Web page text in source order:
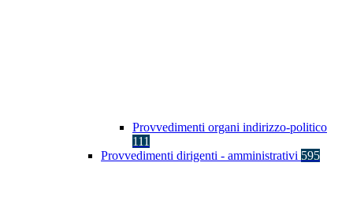
Provvedimenti organi indirizzo-politico
111
Provvedimenti dirigenti - amministrativi 595